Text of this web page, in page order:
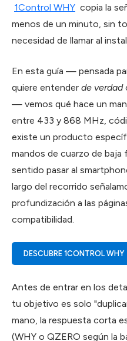
1Control WHY copia la
menos de un minuto, sin
necesidad de llamar al
En esta guía — pensada
quiere entender de verdad
— vemos qué hace un
entre 433 y 868 MHz,
existe un producto
mandos de cuarzo de
sentido pasar al
largo del recorrido
profundización a las
compatibilidad.
DESCUBRE 1CONTROL WHY
Antes de entrar en los
tu objetivo es solo
mano, la respuesta corta
(WHY o QZERO según la